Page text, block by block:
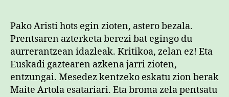
Pako Aristi hots egin zioten, astero bezala.
Prentsaren azterketa berezi bat egingo du
aurrerantzean idazleak. Kritikoa, zelan ez! Eta
Euskadi gaztearen azkena jarri zioten,
entzungai. Mesedez kentzeko eskatu zion berak
Maite Artola esatariari. Eta broma zela pentsatu